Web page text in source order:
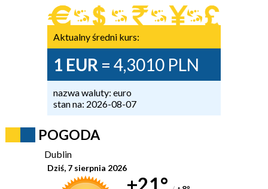
Aktualny średni kurs:
1 EUR = 4,3010 PLN
nazwa waluty: euro
stan na: 2026-08-07
POGODA
Dublin
Dziś, 7 sierpnia 2026